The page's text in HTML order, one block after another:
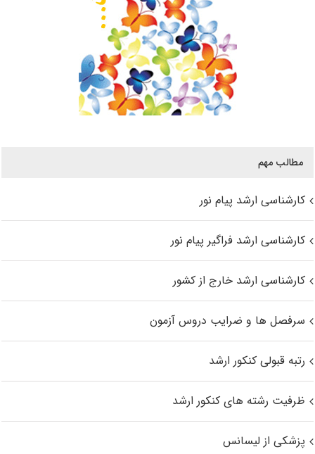
مطالب مهم
کارشناسی ارشد پیام نور
کارشناسی ارشد فراگیر پیام نور
کارشناسی ارشد خارج از کشور
سرفصل ها و ضرایب دروس آزمون
رتبه قبولی کنکور ارشد
ظرفیت رشته های کنکور ارشد
پزشکی از لیسانس